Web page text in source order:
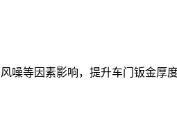
等因素影响，提升车门钣金厚